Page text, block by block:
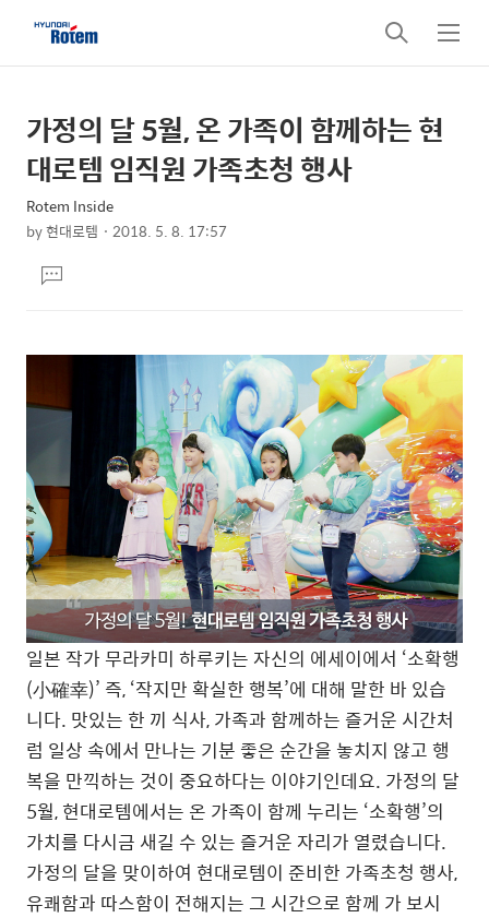
검
색
메
뉴
상
세
컨
텐
본
문
제
목
가정의 달 5월, 온 가족이 함께하는 현
대로템 임직원 가족초청 행사
Rotem Inside
by현대로템 2018. 5. 8. 17:57
문댓
글
일본 작가 무라카미 하루키는 자신의 에세이에서 ‘소확행
(小確幸)’ 즉, ‘작지만 확실한 행복’에 대해 말한 바 있습
니다. 맛있는 한 끼 식사, 가족과 함께하는 즐거운 시간처
럼 일상 속에서 만나는 기분 좋은 순간을 놓치지 않고 행
복을 만끽하는 것이 중요하다는 이야기인데요. 가정의 달
5월, 현대로템에서는 온 가족이 함께 누리는 ‘소확행’의
가치를 다시금 새길 수 있는 즐거운 자리가 열렸습니다.
가정의 달을 맞이하여 현대로템이 준비한 가족초청 행사,
유쾌함과 따스함이 전해지는 그 시간으로 함께 가 보시